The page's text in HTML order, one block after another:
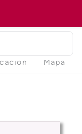
Mapa